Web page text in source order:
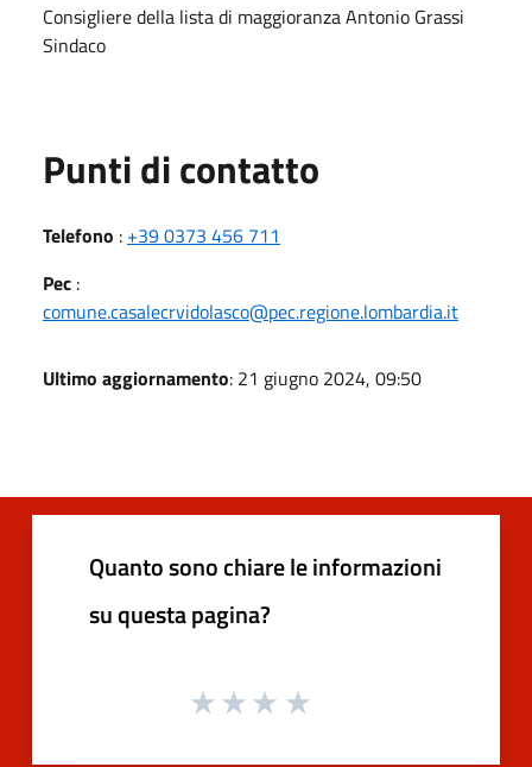
Consigliere della lista di maggioranza Antonio Grassi
Sindaco
Punti di contatto
Telefono : +39 0373 456 711
Pec :
comune.casalecrvidolasco@pec.regione.lombardia.it
Ultimo aggiornamento: 21 giugno 2024, 09:50
Quanto sono chiare le informazioni
su questa pagina?